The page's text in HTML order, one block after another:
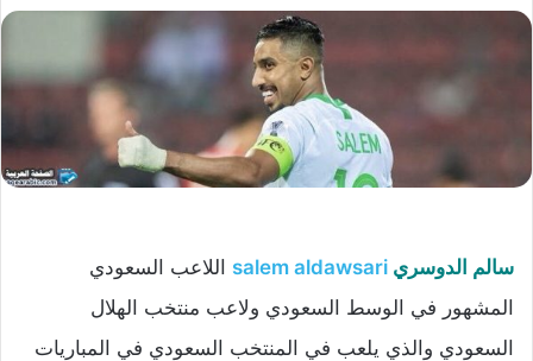
سالم الدوسري salem aldawsari اللاعب السعودي
المشهور في الوسط السعودي ولاعب منتخب الهلال
السعودي والذي يلعب في المنتخب السعودي في المباريات